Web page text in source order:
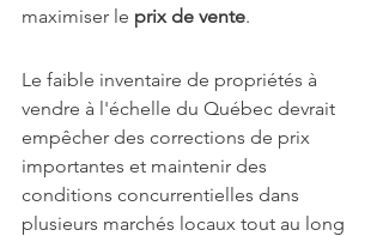
maximiser le prix de vente.
Le faible inventaire de propriétés à
vendre à l'échelle du Québec devrait
empêcher des corrections de prix
importantes et maintenir des
conditions concurrentielles dans
plusieurs marchés locaux tout au long